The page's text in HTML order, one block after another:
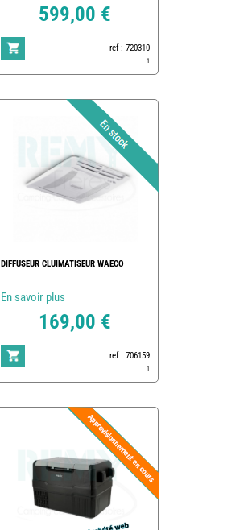
599,00 €
ref : 720310
1
DIFFUSEUR CLUIMATISEUR WAECO
En savoir plus
169,00 €
ref : 706159
1